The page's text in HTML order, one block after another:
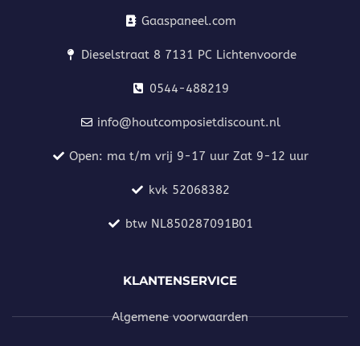
Gaaspaneel.com
Dieselstraat 8 7131 PC Lichtenvoorde
0544-488219
info@houtcomposietdiscount.nl
Open: ma t/m vrij 9-17 uur Zat 9-12 uur
kvk 52068382
btw NL850287091B01
KLANTENSERVICE
Algemene voorwaarden